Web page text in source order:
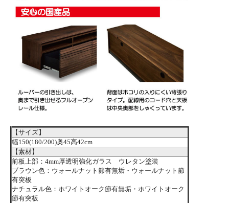
【サイズ】
幅150(180/200)奥45高42cm
【素材】
前板上部：4mm厚透明強化ガラス ウレタン塗装
ブラウン色：ウォールナット節有無垢・ウォールナット節
有突板
ナチュラル色：ホワイトオーク節有無垢・ホワイトオーク
節有突板